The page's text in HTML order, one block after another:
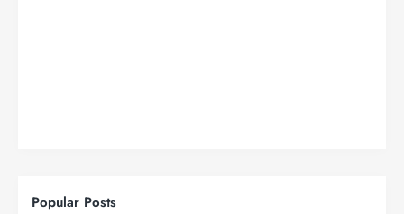
Popular Posts